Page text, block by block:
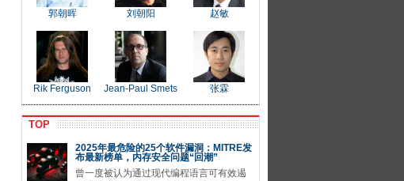
郭朝晖 刘朝阳 赵敏
Rik Ferguson Jean-Paul Smets 张霖
TOP
2025年最危险的25个软件漏洞：MITRE发
布最新榜单，内存安全问题“回潮”
曾一度被认为通过现代编程语言可有效遏